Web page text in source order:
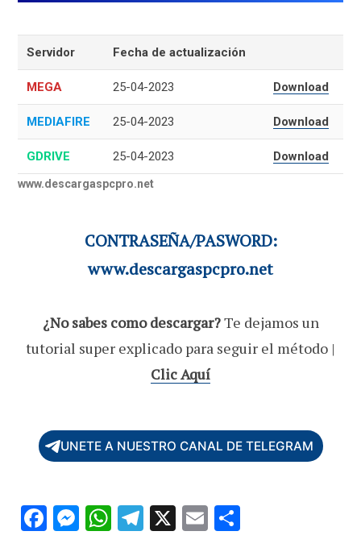
Servidor Fecha de actualización
MEGA 25-04-2023 Download
MEDIAFIRE 25-04-2023 Download
GDRIVE 25-04-2023 Download
www.descargaspcpro.net
CONTRASEÑA/PASWORD:
www.descargaspcpro.net
¿No sabes como descargar?Te dejamos un
tutorial super explicado para seguir el método |
Clic Aquí
UNETE A NUESTRO CANAL DE TELEGRAM
F M W T X E